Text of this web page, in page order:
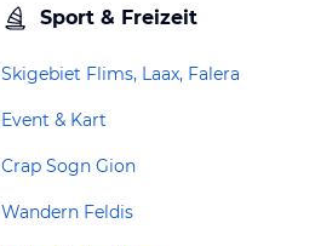
Sport & Freizeit
Skigebiet Flims, Laax, Falera
Event & Kart
Crap Sogn Gion
Wandern Feldis